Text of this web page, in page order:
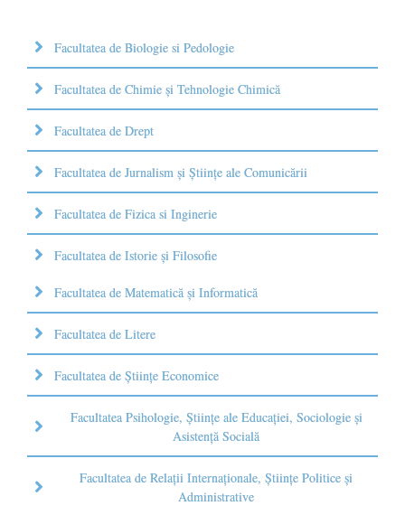
Facultatea de Biologie si Pedologie
Facultatea de Chimie şi Tehnologie Chimică
Facultatea de Drept
Facultatea de Jurnalism şi Ştiinţe ale Comunicării
Facultatea de Fizica si Inginerie
Facultatea de Istorie şi Filosofie
Facultatea de Matematică şi Informatică
Facultatea de Litere
Facultatea de Științe Economice
Facultatea Psihologie, Ştiinţe ale Educaţiei, Sociologie și
Asistență Socială
Facultatea de Relaţii Internaţionale, Ştiinţe Politice şi
Administrative